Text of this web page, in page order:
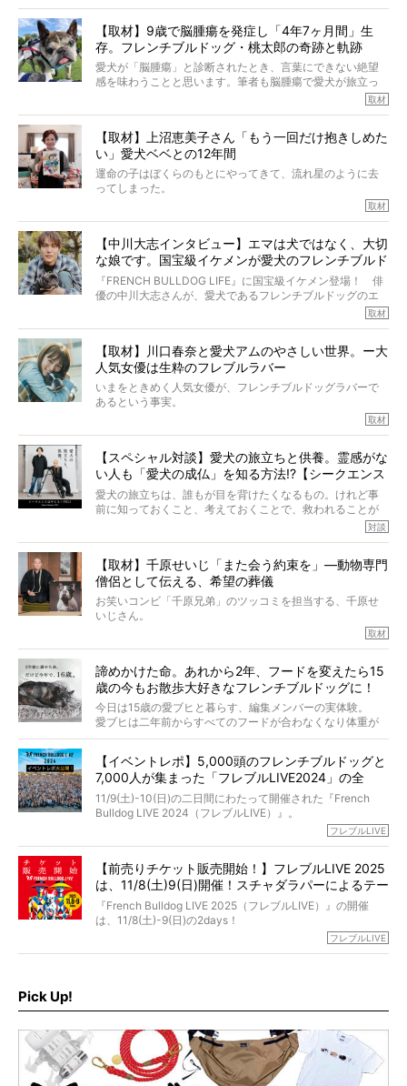
んのインスタグラムを覗くと、たくさんのフレブルアカウ
ントがフォローされていて、わが『FRENCH BULLDOG
LIFE』モデルのnicoやトーラスも、その中の一頭。
そんな中岡さんに、フレブルの魅力を語っていただきまし
た。そのブヒ愛っぷりは、思ってた以上！ ガチ中のガチ
【取材】9歳で脳腫瘍を発症し「4年7ヶ月間」生
存。フレンチブルドッグ・桃太郎の奇跡と軌跡
愛犬が「脳腫瘍」と診断されたとき、言葉にできない絶望
感を味わうことと思います。筆者も脳腫瘍で愛犬が旅立っ
たひとり。だからこそ、どれほど厄介で困難な病気かを理
ところが、フレンチブルドッグの桃太郎は9歳で脳腫瘍を発
症し、なんと4年7ヶ月間も生き抜いたのです。旅立ったと
きの年齢は13歳と11ヶ月、レジェンド級のレジェンドでし
た。さらには、治療後3年間は一度も発作が起きなかったと
いいます。
この事実はフレンチブルドッグだけでなく、脳腫瘍と闘う
太郎のオーナーである佐藤さんご夫婦に、治療の選択やケ
アについて詳しくお話しをうかがいました。
取材
【取材】上沼恵美子さん「もう一回だけ抱きしめた
い」愛犬ベベとの12年間
運命の子はぼくらのもとにやってきて、流れ星のように去
ってしまった。
り添いたいと思う。
その悲しみをいますぐ解消することはできないが、話をき
いて、泣いたり笑ったりするのもいいだろう。
こんな子だった、こんなにいい子だった、ほんとうに愛し
ていたと。
ぼくらは上沼恵美子さんのご自宅へ伺って、お話をきこう
と思った。
取材
【中川大志インタビュー】エマは犬ではなく、大切
な娘です。国宝級イケメンが愛犬のフレンチブルド
ッグと一緒に登場
『FRENCH BULLDOG LIFE』に国宝級イケメン登場！ 俳
優の中川大志さんが、愛犬であるフレンチブルドッグのエ
マちゃん（2歳の女の子）にメロメロとの情報を聞きつけ、
カエピソードが次から次へと飛び出しました。
取材
【取材】川口春奈と愛犬アムのやさしい世界。ー大
人気女優は生粋のフレブルラバー
いまをときめく人気女優が、フレンチブルドッグラバーで
あるという事実。
とりを目の当たりにするほどに、そのフレンチブルドッグ
愛がわたしたちのそれとまったく同じであることに、なん
だかうれしくなってしまったのでした。
春奈さんとアムちゃんのすてきな暮らしを、BUHI編集長の
小西がいつくしみながら、切り取らせていただきます。
取材
【スペシャル対談】愛犬の旅立ちと供養。霊感がな
い人も「愛犬の成仏」を知る方法!?【シークエンス
はやとも×PELI】
愛犬の旅立ちは、誰もが目を背けたくなるもの。けれど事
前に知っておくこと、考えておくことで、救われることが
力をもつお笑い芸人「シークエンスはやとも」さんに、愛
犬の旅立ちや供養についてインタビュー。
インタビュアー兼対談相手は、大の犬好きで心霊分野の知
識にも長けているPELIさん。
「愛犬が旅立ったあと、ベッドやおもちゃはどうすればい
くれる？」
さらには、霊感がない人でも愛犬が成仏したことを知る方
法まで。
お笑い芸人だからこそ暗くなりすぎない、むしろ心がスッ
と軽くなる。
永久保存版のスペシャル対談です！
対談
【取材】千原せいじ「また会う約束を」―動物専門
僧侶として伝える、希望の葬儀
お笑いコンビ「千原兄弟」のツッコミを担当する、千原せ
いじさん。
た。
僧侶としての名は「靖賢（せいけん）」。
当時54歳という年齢にして、なぜ動物専門僧侶という道を
選んだのか。
また、愛犬の旅立ちとどのように向き合うべきなのか。
た。
取材
諦めかけた命。あれから2年、フードを変えたら15
歳の今もお散歩大好きなフレンチブルドッグに！
今日は15歳の愛ブヒと暮らす、編集メンバーの実体験。
愛ブヒは二年前からすべてのフードが合わなくなり体重が
激減。検査をしても異常はなく「年齢のせいですね…」と言
もう諦めるしかないのかな…そんなとき、我が家に届いたの
が「THE fu-do(ザ・フード)」の試食品でした。
そして「THE fu-do(ザ・フード)」を食べつづけて二年、愛
ブヒは15歳になり、今も元気にお散歩をしています。
今回は、二年前の絶望から今までを包み隠さず、時系列で
【イベントレポ】5,000頭のフレンチブルドッグと
7,000人が集まった「フレブルLIVE2024」の全
貌！
11/9(土)-10(日)の二日間にわたって開催された『French
Bulldog LIVE 2024（フレブルLIVE）』。
今年はのべ5,000頭のフレンチブルドッグと7,000人のフレ
day1の司会はフレブルラバーのロッチさん。day2の音楽フ
ェスには世代ど真ん中のPUFFYが出演するなど、例年以上
に豪華なラインナップ。
北は北海道、南は鹿児島県から。全国のフレンチブルドッ
グが一堂に会した「フレブルLIVE2024」の模様を、詳しく
フレブルLIVE
【前売りチケット販売開始！】フレブルLIVE 2025
は、11/8(土)9(日)開催！スチャダラパーによるテー
マソング制作も決定
『French Bulldog LIVE 2025（フレブルLIVE）』の開催
は、11/8(土)-9(日)の2days！
お得な前売りチケット、いよいよ販売スタートです！
ど、内容盛りだくさんでお送りしていますので、最後まで
お見逃しなく！
フレブルLIVE
Pick Up!